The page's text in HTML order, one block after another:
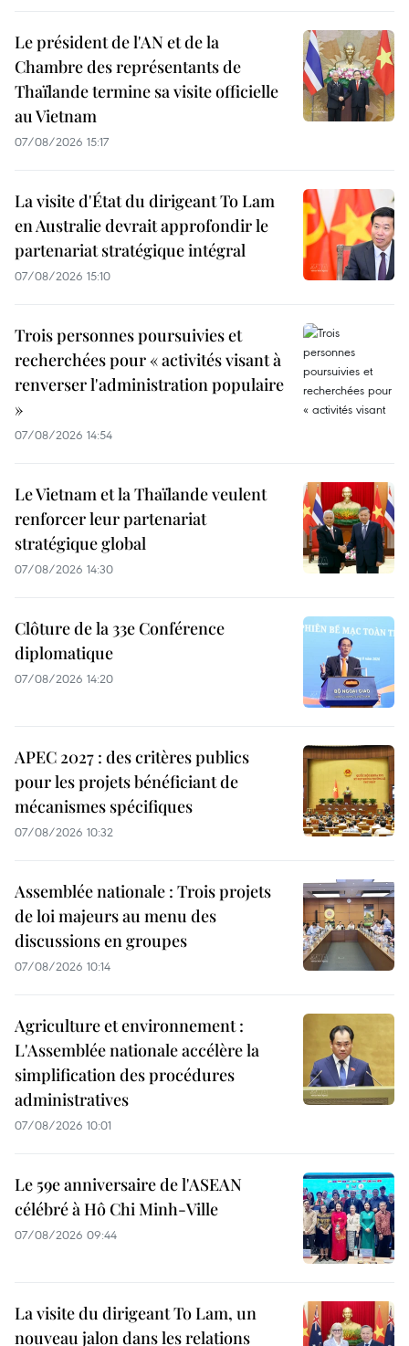
Le président de l'AN et de la
Chambre des représentants de
Thaïlande termine sa visite officielle
au Vietnam
07/08/2026 15:17
La visite d'État du dirigeant To Lam
en Australie devrait approfondir le
partenariat stratégique intégral
07/08/2026 15:10
Trois personnes poursuivies et
recherchées pour « activités visant à
renverser l'administration populaire
»
07/08/2026 14:54
Le Vietnam et la Thaïlande veulent
renforcer leur partenariat
stratégique global
07/08/2026 14:30
Clôture de la 33e Conférence
diplomatique
07/08/2026 14:20
APEC 2027 : des critères publics
pour les projets bénéficiant de
mécanismes spécifiques
07/08/2026 10:32
Assemblée nationale : Trois projets
de loi majeurs au menu des
discussions en groupes
07/08/2026 10:14
Agriculture et environnement :
L'Assemblée nationale accélère la
simplification des procédures
administratives
07/08/2026 10:01
Le 59e anniversaire de l'ASEAN
célébré à Hô Chi Minh-Ville
07/08/2026 09:44
La visite du dirigeant To Lam, un
nouveau jalon dans les relations